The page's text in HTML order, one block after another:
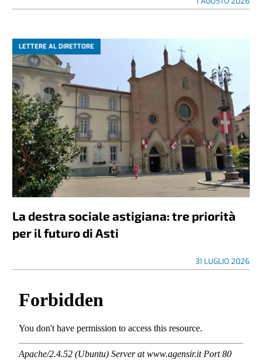
LETTERE AL DIRETTORE
La destra sociale astigiana: tre priorità
per il futuro di Asti
31 LUGLIO 2026